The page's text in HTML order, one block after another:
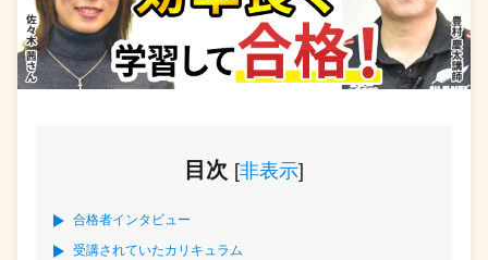
目次 [非表示]
合格者インタビュー
受講されていたカリキュラム